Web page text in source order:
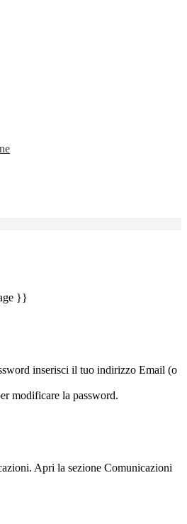
}}
inserisci il tuo indirizzo Email (o
modificare la password.
Apri la sezione Comunicazioni